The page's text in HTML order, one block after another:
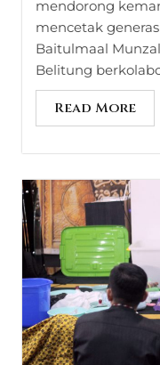
mendorong
mencetak
Baitulmaal
Belitung
Read More